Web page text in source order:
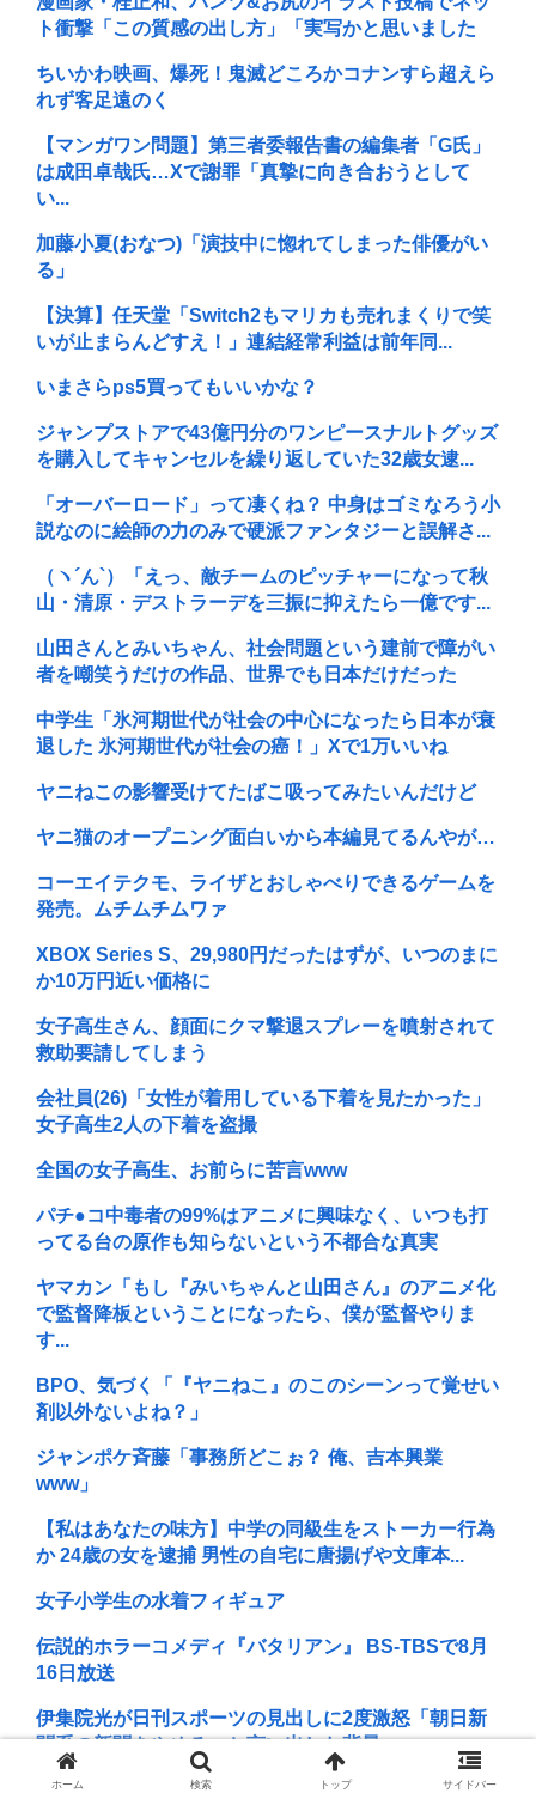
ト衝撃「この質感の出し方」「実写かと思いました
ちいかわ映画、爆死！鬼滅どころかコナンすら超えら
れず客足遠のく
【マンガワン問題】第三者委報告書の編集者「G氏」
は成田卓哉氏…Xで謝罪「真摯に向き合おうとして
い...
加藤小夏(おなつ)「演技中に惚れてしまった俳優がい
る」
【決算】任天堂「Switch2もマリカも売れまくりで笑
いが止まらんどすえ！」連結経常利益は前年同...
いまさらps5買ってもいいかな？
ジャンプストアで43億円分のワンピースナルトグッズ
を購入してキャンセルを繰り返していた32歳女逮...
「オーバーロード」って凄くね？ 中身はゴミなろう小
説なのに絵師の力のみで硬派ファンタジーと誤解さ...
（ヽ´ん`）「えっ、敵チームのピッチャーになって秋
山・清原・デストラーデを三振に抑えたら一億です...
山田さんとみいちゃん、社会問題という建前で障がい
者を嘲笑うだけの作品、世界でも日本だけだった
中学生「氷河期世代が社会の中心になったら日本が衰
退した 氷河期世代が社会の癌！」Xで1万いいね
ヤニねこの影響受けてたばこ吸ってみたいんだけど
ヤニ猫のオープニング面白いから本編見てるんやが…
コーエイテクモ、ライザとおしゃべりできるゲームを
発売。ムチムチムワァ
XBOX Series S、29,980円だったはずが、いつのまに
か10万円近い価格に
女子高生さん、顔面にクマ撃退スプレーを噴射されて
救助要請してしまう
会社員(26)「女性が着用している下着を見たかった」
女子高生2人の下着を盗撮
全国の女子高生、お前らに苦言www
パチ●コ中毒者の99%はアニメに興味なく、いつも打
ってる台の原作も知らないという不都合な真実
ヤマカン「もし『みいちゃんと山田さん』のアニメ化
で監督降板ということになったら、僕が監督やりま
す...
BPO、気づく「『ヤニねこ』のこのシーンって覚せい
剤以外ないよね？」
ジャンポケ斉藤「事務所どこぉ？ 俺、吉本興業
www」
【私はあなたの味方】中学の同級生をストーカー行為
か 24歳の女を逮捕 男性の自宅に唐揚げや文庫本...
女子小学生の水着フィギュア
伝説的ホラーコメディ『バタリアン』 BS-TBSで8月
16日放送
伊集院光が日刊スポーツの見出しに2度激怒「朝日新
聞系の新聞をやめる」と言い出した背景
「エヴァ」おせちが登場！”ロンギヌスの槍”がピック
ホーム 検索 トップ サイドバー